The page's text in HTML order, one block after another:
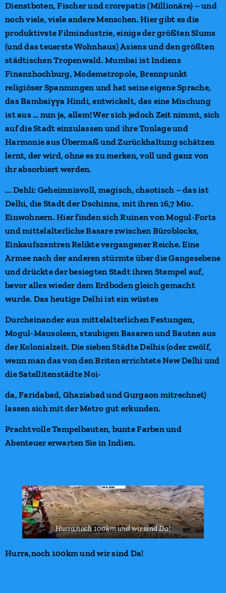
Dienstboten, Fischer und crorepatis (Millionäre) – und
noch viele, viele andere Menschen. Hier gibt es die
produktivste Filmindustrie, einige der größten Slums
(und das teuerste Wohnhaus) Asiens und den größten
städtischen Tropenwald. Mumbai ist Indiens
Finanzhochburg, Modemetropole, Brennpunkt
religiöser Spannungen und hat seine eigene Sprache,
das Bambaiyya Hindi, entwickelt, das eine Mischung
ist aus … nun ja, allem! Wer sich jedoch Zeit nimmt, sich
auf die Stadt einzulassen und ihre Tonlage und
Harmonie aus Übermaß und Zurückhaltung schätzen
lernt, der wird, ohne es zu merken, voll und ganz von
ihr absorbiert werden.
... Dehli: Geheimnisvoll, magisch, chaotisch – das ist
Delhi, die Stadt der Dschinns, mit ihren 16,7 Mio.
Einwohnern. Hier finden sich Ruinen von Mogul-Forts
und mittelalterliche Basare zwischen Büroblocks,
Einkaufszentren Relikte vergangener Reiche. Eine
Armee nach der anderen stürmte über die Gangesebene
und drückte der besiegten Stadt ihren Stempel auf,
bevor alles wieder dem Erdboden gleich gemacht
wurde. Das heutige Delhi ist ein wüstes
Durcheinander aus mittelalterlichen Festungen,
Mogul-Mausoleen, staubigen Basaren und Bauten aus
der Kolonialzeit. Die sieben Städte Delhis (oder zwölf,
wenn man das von den Briten errichtete New Delhi und
die Satellitenstädte Noi-
da, Faridabad, Ghaziabad und Gurgaon mitrechnet)
lassen sich mit der Metro gut erkunden.
Prachtvolle Tempelbauten, bunte Farben und
Abenteuer erwarten Sie in Indien.
Hurra,noch 100km und wir sind Da!
Hurra,noch 100km und wir sind Da!